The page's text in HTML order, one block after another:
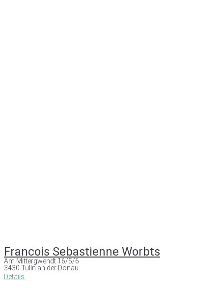
Francois Sebastienne Worbts
Am Mittergwendt 16/5/6
3430 Tulln an der Donau
Details